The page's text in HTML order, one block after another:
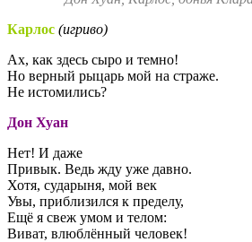
Карлос (игриво)
Ах, как здесь сыро и темно!
Но верный рыцарь мой на страже.
Не истомились?
Дон Хуан
Нет! И даже
Привык. Ведь жду уже давно.
Хотя, сударыня, мой век
Увы, приблизился к пределу,
Ещё я свеж умом и телом:
Виват, влюблённый человек!